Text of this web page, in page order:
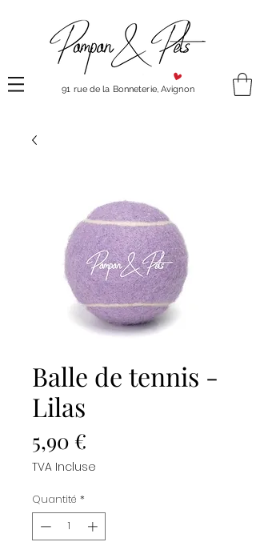
91 rue de la Bonneterie, Avignon
Balle de tennis -
Lilas
5,90 €
TVA Incluse
Quantité *